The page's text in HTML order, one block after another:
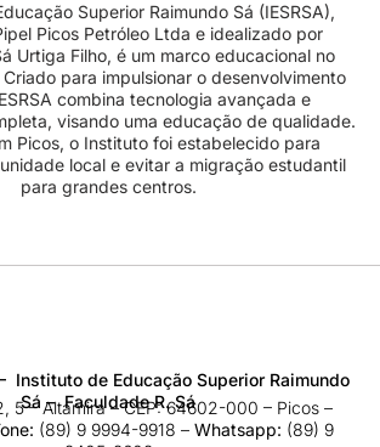
Superior Raimundo Sá (IESRSA),
Picos Petróleo Ltda e idealizado por
Urtiga Filho, é um marco educacional no
para impulsionar o desenvolvimento
combina tecnologia avançada e
visando uma educação de qualidade.
Picos, o Instituto foi estabelecido para
local e evitar a migração estudantil
para grandes centros.
Instituto de Educação Superior Raimundo
Sá – Faculdade R. Sá
5 – Altamira – CEP: 64602-000 – Picos –
(89) 9 9994-9918​ – Whatsapp: (89) 9